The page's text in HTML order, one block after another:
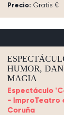
Precio: Gratis €
HUMOR,
MAGIA
Espectáculo
- ImproTeatro
Coruña